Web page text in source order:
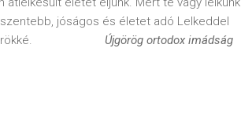
jóságos és életet adó Lelkeddel
örökké.
Újgörög ortodox imádság